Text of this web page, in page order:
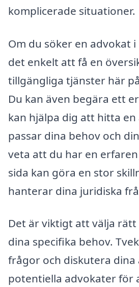
komplicerade situationer.
Om du söker en advokat
det enkelt att få en
tillgängliga tjänster här
Du kan även begära ett
kan hjälpa dig att hitta
passar dina behov och
veta att du har en
sida kan göra en stor
hanterar dina juridiska
Det är viktigt att välja
dina specifika behov.
frågor och diskutera dina
potentiella advokater för